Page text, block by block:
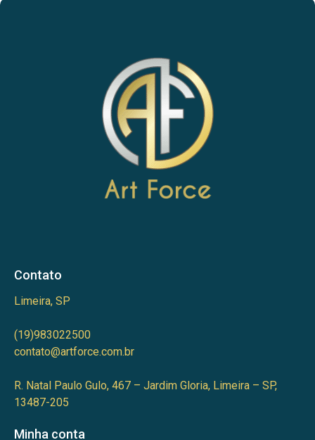
Contato
Limeira, SP
(19)983022500
contato@artforce.com.br
R. Natal Paulo Gulo, 467 – Jardim Gloria, Limeira – SP,
13487-205
Minha conta